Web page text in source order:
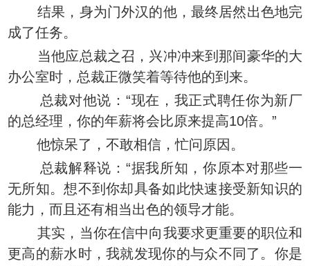
结果，身为门外汉的他，最终居然出色地完
成了任务。
当他应总裁之召，兴冲冲来到那间豪华的大
办公室时，总裁正微笑着等待他的到来。
总裁对他说：“现在，我正式聘任你为新厂
的总经理，你的年薪将会比原来提高10倍。”
他惊呆了，不敢相信，忙问原因。
总裁解释说：“据我所知，你原本对那些一
无所知。想不到你却具备如此快速接受新知识的
能力，而且还有相当出色的领导才能。
其实，当你在信中向我要求更重要的职位和
更高的薪水时，我就发现你的与众不同了。你是